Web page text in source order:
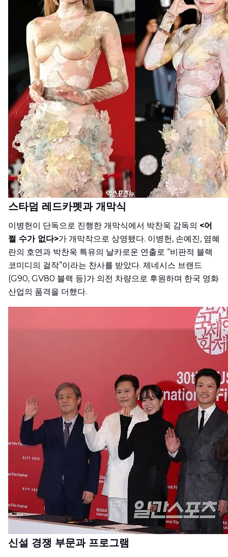
스타덤 레드카펫과 개막식
이병헌이 단독으로 진행한 개막식에서 박찬욱 감독의 <어
쩔 수가 없다>가 개막작으로 상영됐다. 이병헌, 손예진, 염혜
란의 호연과 박찬욱 특유의 날카로운 연출로 “비판적 블랙
코미디의 걸작”이라는 찬사를 받았다. 제네시스 브랜드
(G90, GV80 블랙 등)가 의전 차량으로 후원하며 한국 영화
산업의 품격을 더했다.
신설 경쟁 부문과 프로그램